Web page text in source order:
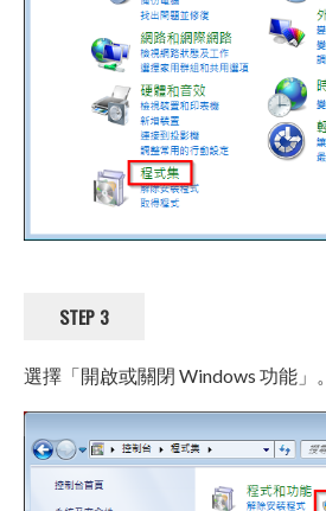
STEP 3
選擇「開啟或關閉 Windows 功能」。